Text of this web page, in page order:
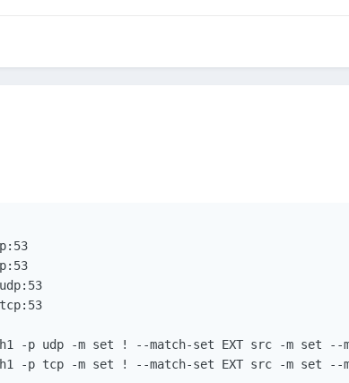
-p udp -m set ! --match-set EXT src -m set --